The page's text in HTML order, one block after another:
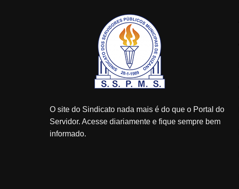
O site do Sindicato nada mais é do que o Portal do
Servidor. Acesse diariamente e fique sempre bem
informado.